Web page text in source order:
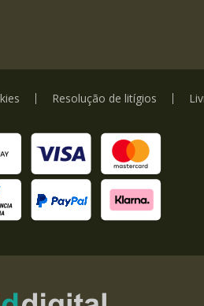
Resolução de litígios